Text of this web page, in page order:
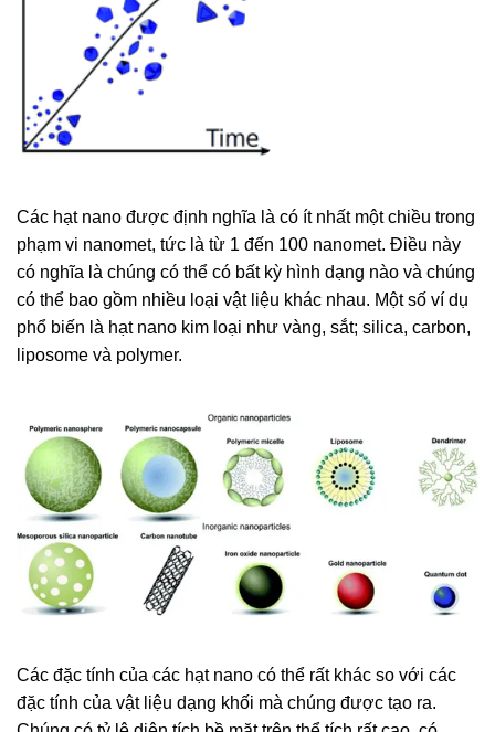
Các hạt nano được định nghĩa là có ít nhất một chiều trong
phạm vi nanomet, tức là từ 1 đến 100 nanomet. Điều này
có nghĩa là chúng có thể có bất kỳ hình dạng nào và chúng
có thể bao gồm nhiều loại vật liệu khác nhau. Một số ví dụ
phổ biến là hạt nano kim loại như vàng, sắt; silica, carbon,
liposome và polymer.
Các đặc tính của các hạt nano có thể rất khác so với các
đặc tính của vật liệu dạng khối mà chúng được tạo ra.